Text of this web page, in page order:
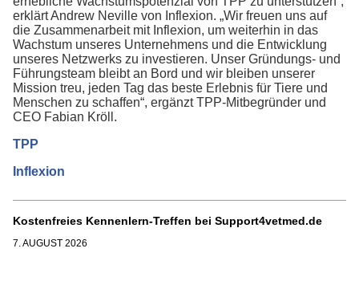
erklärt Andrew Neville von Inflexion. „Wir freuen uns auf
die Zusammenarbeit mit Inflexion, um weiterhin in das
Wachstum unseres Unternehmens und die Entwicklung
unseres Netzwerks zu investieren. Unser Gründungs- und
Führungsteam bleibt an Bord und wir bleiben unserer
Mission treu, jeden Tag das beste Erlebnis für Tiere und
Menschen zu schaffen“, ergänzt TPP-Mitbegründer und
CEO Fabian Kröll.
TPP
Inflexion
Kostenfreies Kennenlern-Treffen bei Support4vetmed.de
7. AUGUST 2026